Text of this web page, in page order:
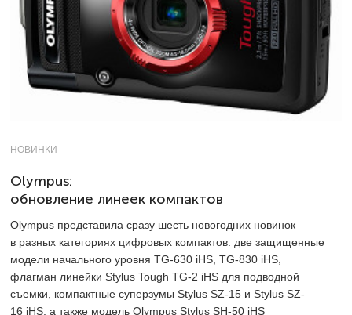
НОВИНКИ
Olympus:
обновление линеек компактов
Olympus представила сразу шесть новогодних новинок
в разных категориях цифровых компактов: две защищенные
модели начального уровня TG-630 iHS, TG-830 iHS,
флагман линейки Stylus Tough TG-2 iHS для подводной
съемки, компактные суперзумы Stylus SZ-15 и Stylus SZ-
16 iHS, а также модель Olympus Stylus SH-50 iHS